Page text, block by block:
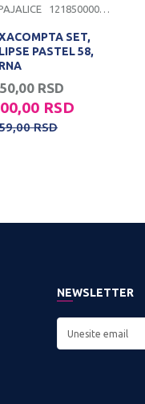
1218500000168
SET,
PASTEL 58,
RSD
RSD
RSD
NEWSLETTER